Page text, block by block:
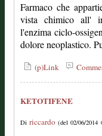
Farmaco che
vista chimico all'
l'enzima ciclo-
dolore neoplastico.
(p)Link
KETOTIFENE
Di riccardo (del 02/06/2014